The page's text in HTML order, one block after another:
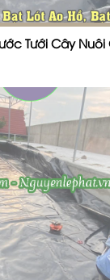
Tưới Cây Nuôi